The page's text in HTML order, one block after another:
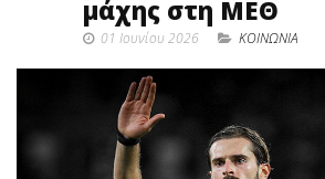
μάχης στη ΜΕΘ
01 Ιουνίου 2026 ΚΟΙΝΩΝΙΑ